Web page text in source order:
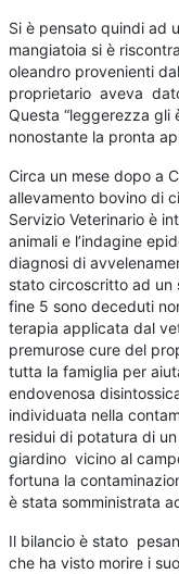
Si è pensato quindi ad
mangiatoia si è
oleandro provenienti
proprietario aveva
Questa “leggerezza
nonostante la pronta
Circa un mese dopo a
allevamento bovino di
Servizio Veterinario è
animali e l’indagine
diagnosi di
stato circoscritto ad un
fine 5 sono deceduti
terapia applicata dal
premurose cure del
tutta la famiglia per
endovenosa
individuata nella
residui di potatura di
giardino vicino al
fortuna la
è stata somministrata
Il bilancio è stato
che ha visto morire i